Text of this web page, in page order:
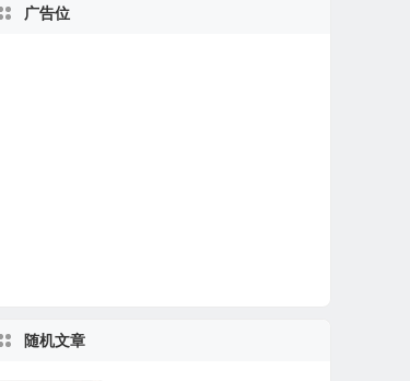
广告位
随机文章